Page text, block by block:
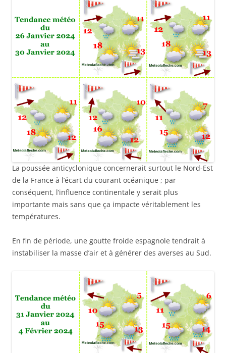
La poussée anticyclonique concernerait surtout le Nord-Est
de la France à l’écart du courant océanique ; par
conséquent, l’influence continentale y serait plus
importante mais sans que ça impacte véritablement les
températures.
En fin de période, une goutte froide espagnole tendrait à
instabiliser la masse d’air et à générer des averses au Sud.